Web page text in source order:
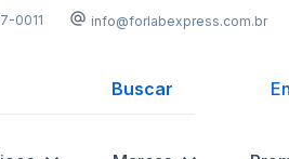
0011 info@forlabexpress.com.br
Buscar